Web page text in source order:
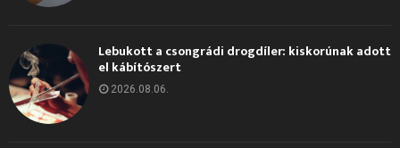
Lebukott a csongrádi drogdíler: kiskorúnak adott
el kábítószert
2026.08.06.